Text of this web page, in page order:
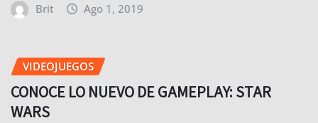
Brit Ago 1, 2019
VIDEOJUEGOS
CONOCE LO NUEVO DE GAMEPLAY: STAR
WARS